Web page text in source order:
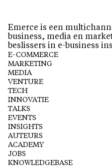
Emerce is een
business, media en
beslissers in e-business
E-COMMERCE
MARKETING
MEDIA
VENTURE
TECH
INNOVATIE
TALKS
EVENTS
INSIGHTS
AUTEURS
ACADEMY
JOBS
KNOWLEDGEBASE